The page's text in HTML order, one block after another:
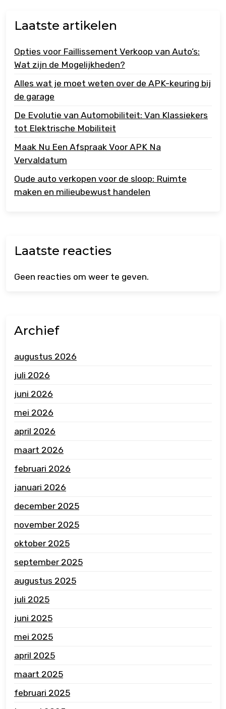
Laatste artikelen
Opties voor Faillissement Verkoop van Auto’s:
Wat zijn de Mogelijkheden?
Alles wat je moet weten over de APK-keuring bij
de garage
De Evolutie van Automobiliteit: Van Klassiekers
tot Elektrische Mobiliteit
Maak Nu Een Afspraak Voor APK Na
Vervaldatum
Oude auto verkopen voor de sloop: Ruimte
maken en milieubewust handelen
Laatste reacties
Geen reacties om weer te geven.
Archief
augustus 2026
juli 2026
juni 2026
mei 2026
april 2026
maart 2026
februari 2026
januari 2026
december 2025
november 2025
oktober 2025
september 2025
augustus 2025
juli 2025
juni 2025
mei 2025
april 2025
maart 2025
februari 2025